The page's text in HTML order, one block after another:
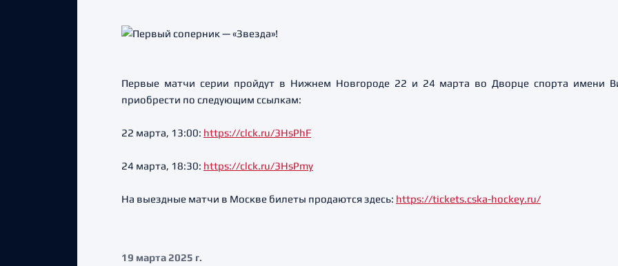
Первые матчи серии пройдут в Нижнем Новгороде 22 и 24 марта во Дворце спорта имени
приобрести по следующим ссылкам:
22 марта, 13:00: https://clck.ru/3HsPhF
24 марта, 18:30: https://clck.ru/3HsPmy
На выездные матчи в Москве билеты продаются здесь: https://tickets.cska-hockey.ru/
19 марта 2025 г.